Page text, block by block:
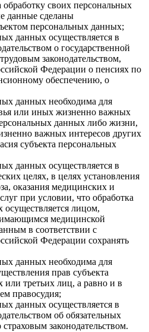
своих персональных
данные сделаны
персональных данных;
данных осуществляется в
о государственной
законодательством,
Федерации о пенсиях по
обеспечению, о
данных необходима для
или иных жизненно важных
данных либо жизни,
важных интересов других
субъекта персональных
данных осуществляется в
целях, в целях установления
оказания медицинских и
при условии, что обработка
лицом,
медицинской
в соответствии с
Федерации сохранять
данных необходима для
прав субъекта
третьих лиц, а равно и в
правосудия;
данных осуществляется в
об обязательных
законодательством.